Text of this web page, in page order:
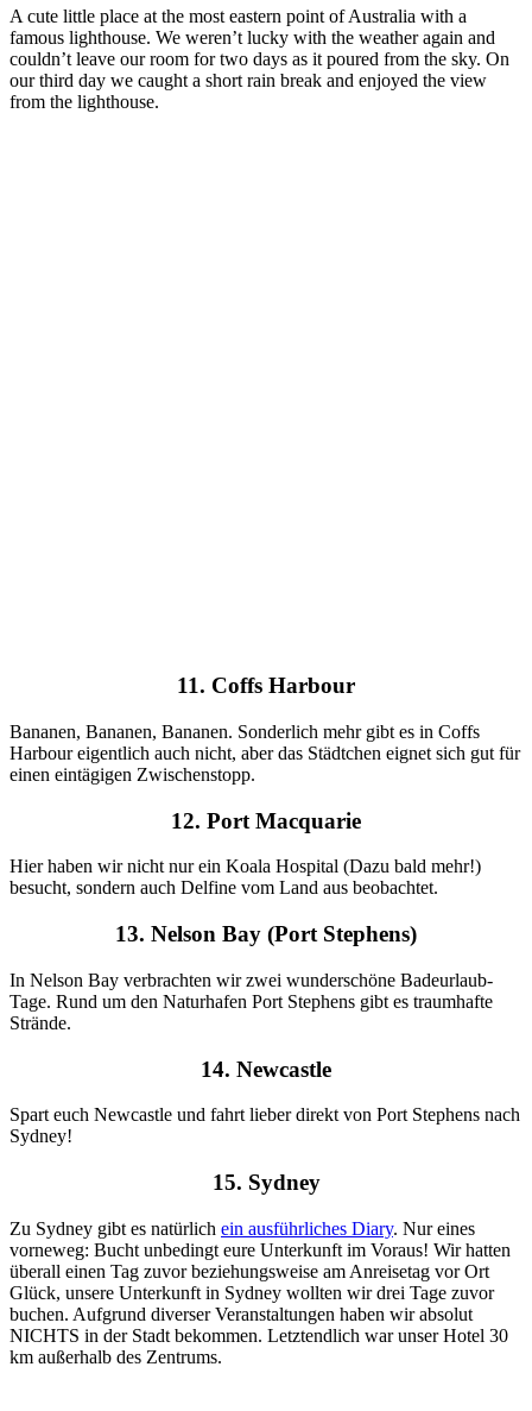
A cute little place at the most eastern point of Australia with a
famous lighthouse. We weren’t lucky with the weather again and
couldn’t leave our room for two days as it poured from the sky. On
our third day we caught a short rain break and enjoyed the view
from the lighthouse.
11. Coffs Harbour
Bananen, Bananen, Bananen. Sonderlich mehr gibt es in Coffs
Harbour eigentlich auch nicht, aber das Städtchen eignet sich gut für
einen eintägigen Zwischenstopp.
12. Port Macquarie
Hier haben wir nicht nur ein Koala Hospital (Dazu bald mehr!)
besucht, sondern auch Delfine vom Land aus beobachtet.
13. Nelson Bay (Port Stephens)
In Nelson Bay verbrachten wir zwei wunderschöne Badeurlaub-
Tage. Rund um den Naturhafen Port Stephens gibt es traumhafte
Strände.
14. Newcastle
Spart euch Newcastle und fahrt lieber direkt von Port Stephens nach
Sydney!
15. Sydney
Zu Sydney gibt es natürlich ein ausführliches Diary. Nur eines
vorneweg: Bucht unbedingt eure Unterkunft im Voraus! Wir hatten
überall einen Tag zuvor beziehungsweise am Anreisetag vor Ort
Glück, unsere Unterkunft in Sydney wollten wir drei Tage zuvor
buchen. Aufgrund diverser Veranstaltungen haben wir absolut
NICHTS in der Stadt bekommen. Letztendlich war unser Hotel 30
km außerhalb des Zentrums.